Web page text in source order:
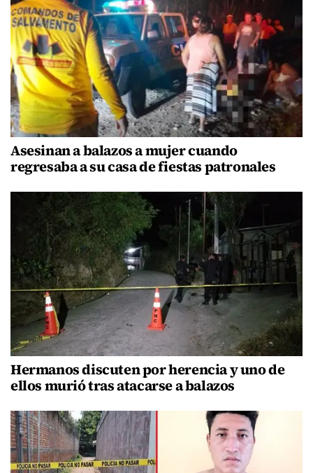
Asesinan a balazos a mujer cuando
regresaba a su casa de fiestas patronales
Hermanos discuten por herencia y uno de
ellos murió tras atacarse a balazos